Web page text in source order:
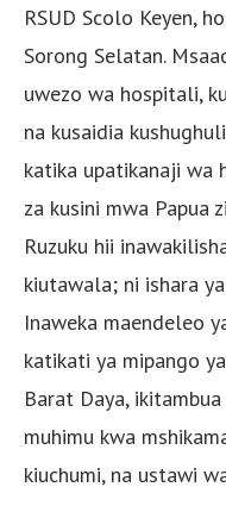
RSUD Scolo Keyen,
Sorong Selatan.
uwezo wa hospitali,
na kusaidia
katika upatikanaji wa
za kusini mwa Papua
Ruzuku hii
kiutawala; ni ishara
Inaweka maendeleo
katikati ya mipango
Barat Daya,
muhimu kwa
kiuchumi, na ustawi